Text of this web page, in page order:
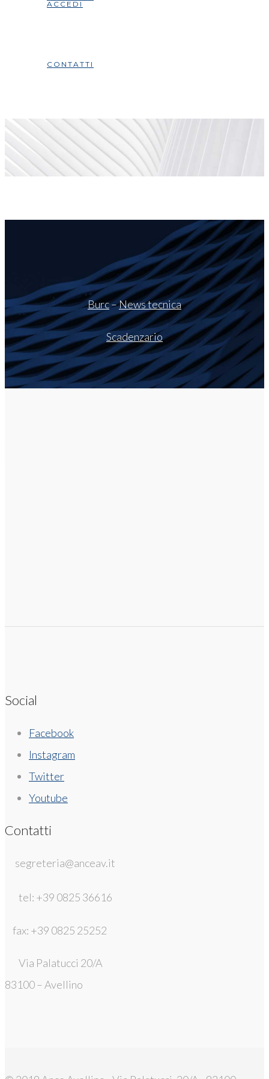
ACCEDI
CONTATTI
Burc–News tecnica
Scadenzario
Social
Facebook
Instagram
Twitter
Youtube
Contatti
segreteria@anceav.it
tel: +39 0825 36616
fax: +39 0825 25252
Via Palatucci 20/A
83100 – Avellino